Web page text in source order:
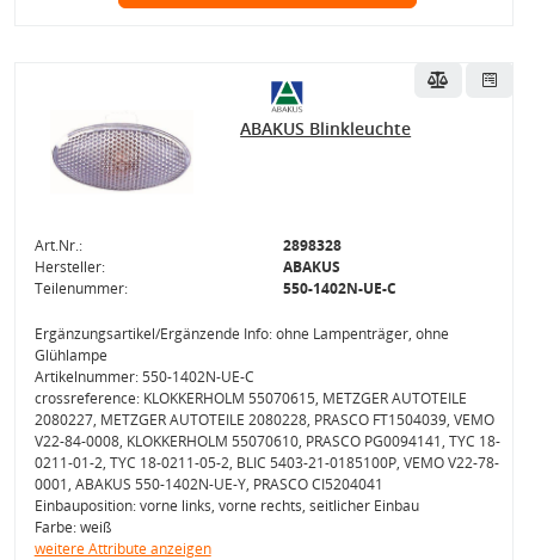
ABAKUS Blinkleuchte
Art.Nr.:
2898328
Hersteller:
ABAKUS
Teilenummer:
550-1402N-UE-C
Ergänzungsartikel/Ergänzende Info: ohne Lampenträger, ohne
Glühlampe
Artikelnummer: 550-1402N-UE-C
crossreference: KLOKKERHOLM 55070615, METZGER AUTOTEILE
2080227, METZGER AUTOTEILE 2080228, PRASCO FT1504039, VEMO
V22-84-0008, KLOKKERHOLM 55070610, PRASCO PG0094141, TYC 18-
0211-01-2, TYC 18-0211-05-2, BLIC 5403-21-0185100P, VEMO V22-78-
0001, ABAKUS 550-1402N-UE-Y, PRASCO CI5204041
Einbauposition: vorne links, vorne rechts, seitlicher Einbau
Farbe: weiß
weitere Attribute anzeigen